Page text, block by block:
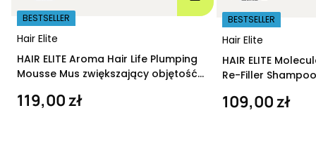
Hair Elite
BESTSELLER
HAIR ELITE Aroma Hair Life Plumping
Mousse Mus zwiększający objętość
119,00 zł
Hair Elite
BESTSELLER
HAIR ELITE
Re-Filler
109,00 zł